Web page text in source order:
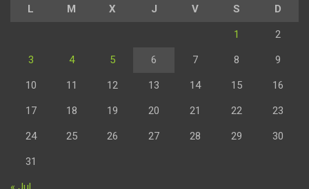
L M X J V S D
1 2
3 4 5 6 7 8 9
10 11 12 13 14 15 16
17 18 19 20 21 22 23
24 25 26 27 28 29 30
31